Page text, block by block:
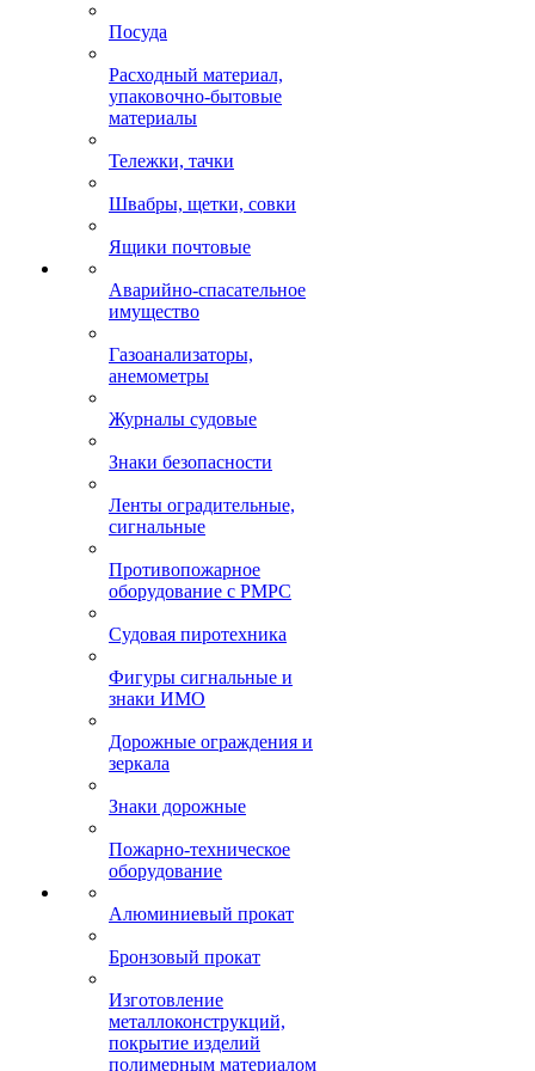
Посуда
Расходный материал,
упаковочно-бытовые
материалы
Тележки, тачки
Швабры, щетки, совки
Ящики почтовые
Аварийно-спасательное
имущество
Газоанализаторы,
анемометры
Журналы судовые
Знаки безопасности
Ленты оградительные,
сигнальные
Противопожарное
оборудование с РМРС
Судовая пиротехника
Фигуры сигнальные и
знаки ИМО
Дорожные ограждения и
зеркала
Знаки дорожные
Пожарно-техническое
оборудование
Алюминиевый прокат
Бронзовый прокат
Изготовление
металлоконструкций,
покрытие изделий
полимерным материалом